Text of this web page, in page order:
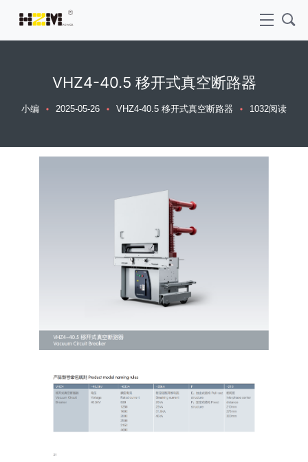
VHZ4-40.5 移开式真空断路器
小编 2025-05-26 VHZ4-40.5 移开式真空断路器 1032阅读